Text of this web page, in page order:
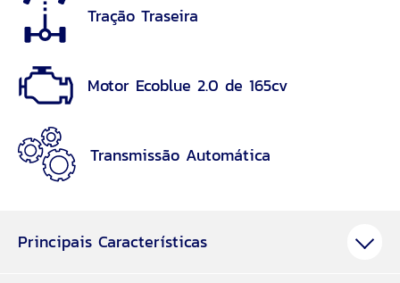
Tração Traseira
Motor Ecoblue 2.0 de 165cv
Transmissão Automática
Principais Características